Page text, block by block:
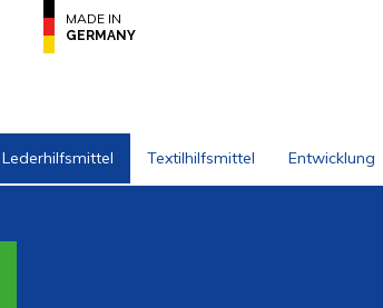
MADE IN
GERMANY
Lederhilfsmittel Textilhilfsmittel Entwicklung